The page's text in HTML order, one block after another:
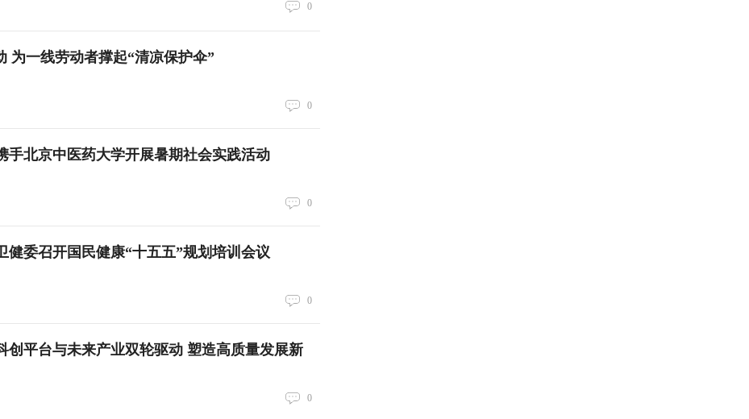
0
为一线劳动者撑起“清凉保护伞”
0
手北京中医药大学开展暑期社会实践活动
0
健委召开国民健康“十五五”规划培训会议
0
创平台与未来产业双轮驱动 塑造高质量发展新
0